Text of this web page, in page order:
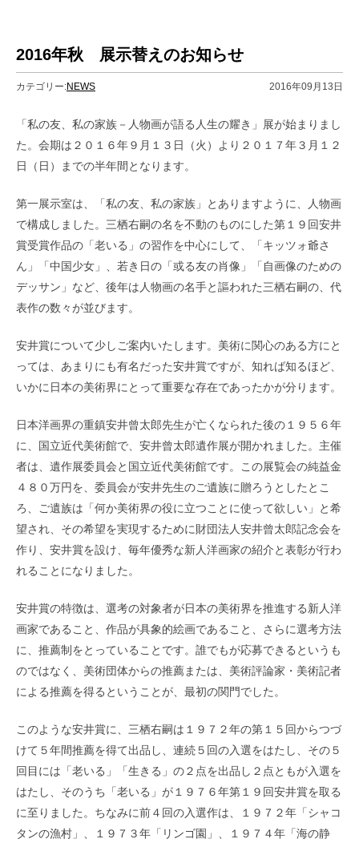
2016年秋 展示替えのお知らせ
カテゴリー:NEWS 2016年09月13日
「私の友、私の家族－人物画が語る人生の耀き」展が始まりまし
た。会期は２０１６年９月１３日（火）より２０１７年３月１２
日（日）までの半年間となります。
第一展示室は、「私の友、私の家族」とありますように、人物画
で構成しました。三栖右嗣の名を不動のものにした第１９回安井
賞受賞作品の「老いる」の習作を中心にして、「キッツォ爺さ
ん」「中国少女」、若き日の「或る友の肖像」「自画像のための
デッサン」など、後年は人物画の名手と謳われた三栖右嗣の、代
表作の数々が並びます。
安井賞について少しご案内いたします。美術に関心のある方にと
っては、あまりにも有名だった安井賞ですが、知れば知るほど、
いかに日本の美術界にとって重要な存在であったかが分ります。
日本洋画界の重鎮安井曾太郎先生が亡くなられた後の１９５６年
に、国立近代美術館で、安井曾太郎遺作展が開かれました。主催
者は、遺作展委員会と国立近代美術館です。この展覧会の純益金
４８０万円を、委員会が安井先生のご遺族に贈ろうとしたとこ
ろ、ご遺族は「何か美術界の役に立つことに使って欲しい」と希
望され、その希望を実現するために財団法人安井曾太郎記念会を
作り、安井賞を設け、毎年優秀な新人洋画家の紹介と表彰が行わ
れることになりました。
安井賞の特徴は、選考の対象者が日本の美術界を推進する新人洋
画家であること、作品が具象的絵画であること、さらに選考方法
に、推薦制をとっていることです。誰でもが応募できるというも
のではなく、美術団体からの推薦または、美術評論家・美術記者
による推薦を得るということが、最初の関門でした。
このような安井賞に、三栖右嗣は１９７２年の第１５回からつづ
けて５年間推薦を得て出品し、連続５回の入選をはたし、その５
回目には「老いる」「生きる」の２点を出品し２点ともが入選を
はたし、そのうち「老いる」が１９７６年第１９回安井賞を取る
に至りました。ちなみに前４回の入選作は、１９７２年「シャコ
タンの漁村」、１９７３年「リンゴ園」、１９７４年「海の静